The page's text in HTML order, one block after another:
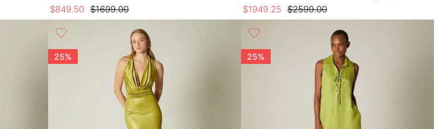
$1699.00
$849.50 $2599.00
$1949.25
25% 25%